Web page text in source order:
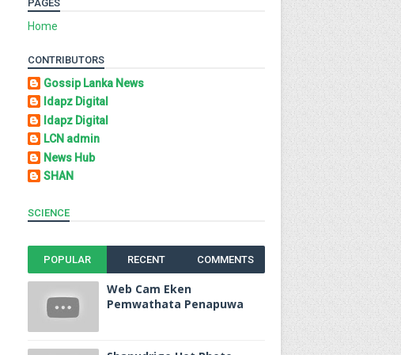
PAGES
Home
CONTRIBUTORS
Gossip Lanka News
Idapz Digital
Idapz Digital
LCN admin
News Hub
SHAN
SCIENCE
POPULAR RECENT COMMENTS
Web Cam Eken
Pemwathata Penapuwa